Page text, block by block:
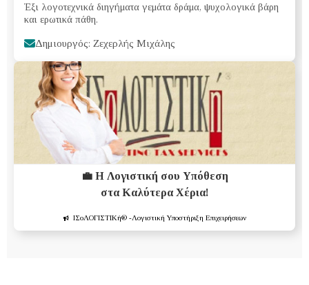
Έξι λογοτεχνικά διηγήματα γεμάτα δράμα, ψυχολογικά βάρη
και ερωτικά πάθη.
Δημιουργός: Ζεχερλής Μιχάλης
💼 Η Λογιστική σου Υπόθεση
στα Καλύτερα Χέρια!
ΙΣοΛΟΓΙΣΤΙΚή®-Λογιστική Υποστήριξη Επιχειρήσεων